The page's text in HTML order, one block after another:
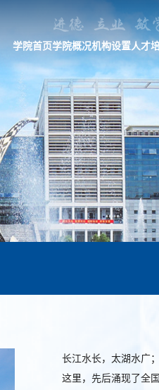
学院首页学院概况机构设置 人才
长江水长，太湖水广
这里，先后涌现了全